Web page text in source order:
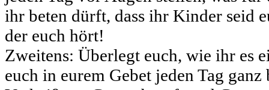
ihr beten dürft, dass ihr Kinder seid
der euch hört!
Zweitens: Überlegt euch, wie ihr es
euch in eurem Gebet jeden Tag ganz